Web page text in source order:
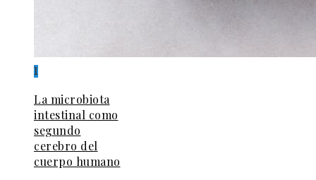
1
La microbiota
intestinal como
segundo
cerebro del
cuerpo humano